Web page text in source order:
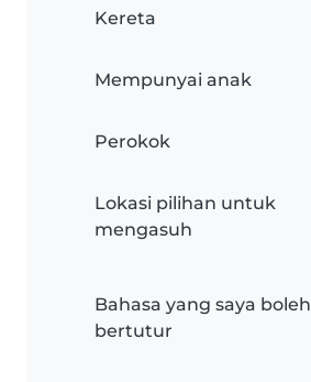
Kereta
Mempunyai anak
Perokok
Lokasi pilihan untuk
mengasuh
Bahasa yang saya boleh
bertutur